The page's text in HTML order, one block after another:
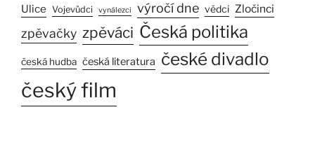
Ulice Vojevůdci vynálezci výročí dne vědci Zločinci
zpěvačky zpěváci Česká politika
česká hudba česká literatura české divadlo
český film